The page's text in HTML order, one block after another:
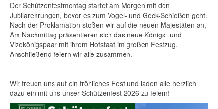
Der Schützenfestmontag startet am Morgen mit den
Jubilarehrungen, bevor es zum Vogel- und Geck-Schießen geht.
Nach der Proklamation stoßen wir auf die neuen Majestäten an,
Am Nachmittag präsentieren sich das neue Königs- und
Vizekönigspaar mit ihrem Hofstaat im großen Festzug.
Anschließend feiern wir alle zusammen.
Wir freuen uns auf ein fröhliches Fest und laden alle herzlich
dazu ein mit uns unser Schützenfest 2026 zu feiern!